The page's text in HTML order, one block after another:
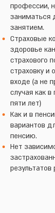
профессии,
заниматься
занятием.
Страховые
здоровье
страхового
страховку и
входе (а не
случая как
пяти лет)
Как и в
вариантов
пенсию.
Нет